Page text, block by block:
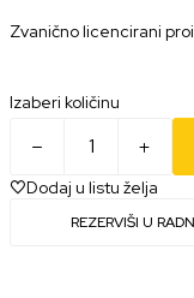
Zvanično licencirani
Izaberi količinu
Dodaj u listu želja
REZERVIŠI U